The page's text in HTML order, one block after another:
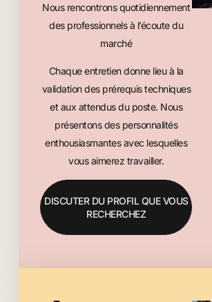
Nous rencontrons quotidiennement
des professionnels à l’écoute du
marché
Chaque entretien donne lieu à la
validation des prérequis techniques
et aux attendus du poste. Nous
présentons des personnalités
enthousiasmantes avec lesquelles
vous aimerez travailler.
DISCUTER DU PROFIL QUE VOUS
RECHERCHEZ